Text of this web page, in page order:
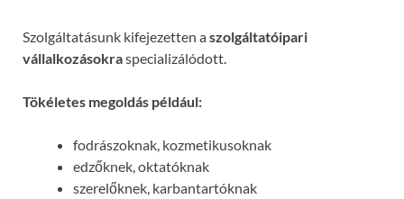
Szolgáltatásunk kifejezetten aszolgáltatóipari
vállalkozásokraspecializálódott.
Tökéletes megoldás például:
fodrászoknak, kozmetikusoknak
edzőknek, oktatóknak
szerelőknek, karbantartóknak